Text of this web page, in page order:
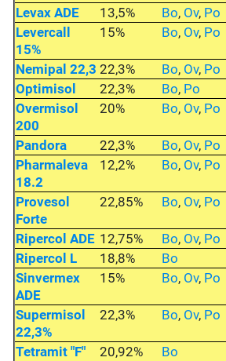
Levax ADE
13,5% Bo, Ov, Po
Levercall
15%
15% Bo, Ov, Po
Nemipal 22,3 22,3% Bo, Ov, Po
Optimisol
22,3% Bo, Po
Overmisol
200
20% Bo, Ov, Po
Pandora 22,3% Bo, Ov, Po
Pharmaleva
18.2
12,2% Bo, Ov, Po
Provesol
Forte
22,85% Bo, Ov, Po
Ripercol ADE 12,75% Bo, Ov, Po
Ripercol L
18,8% Bo
Sinvermex
ADE
15% Bo, Ov, Po
Supermisol
22,3%
22,3% Bo, Ov, Po
Tetramit "F" 20,92% Bo